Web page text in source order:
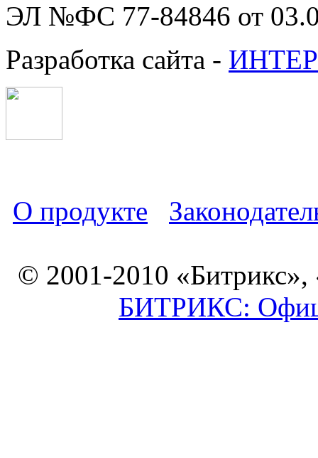
ЭЛ №ФС 77-84846 от
Разработка сайта -
О продукте
© 2001-2010 «Битрикс»,
БИТРИКС: